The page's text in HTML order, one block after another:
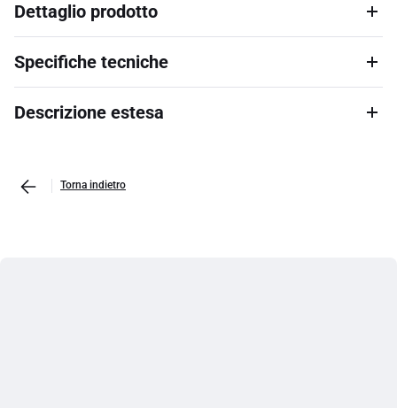
Dettaglio prodotto
Specifiche tecniche
Descrizione estesa
Torna indietro